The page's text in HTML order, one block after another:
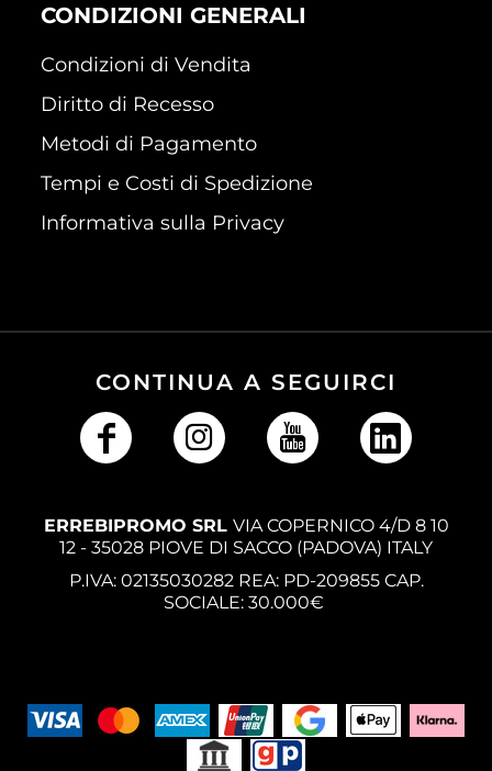
CONDIZIONI GENERALI
Condizioni di Vendita
Diritto di Recesso
Metodi di Pagamento
Tempi e Costi di Spedizione
Informativa sulla Privacy
CONTINUA A SEGUIRCI
ERREBIPROMO SRL VIA COPERNICO 4/D 8 10
12 - 35028 PIOVE DI SACCO (PADOVA) ITALY
P.IVA: 02135030282 REA: PD-209855 CAP.
SOCIALE: 30.000€